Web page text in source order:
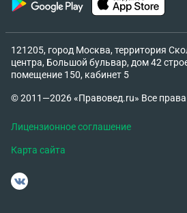
121205, город Москва, территория
центра, Большой бульвар, дом 42
помещение 150, кабинет 5
© 2011—2026 «Правовед.ru» Все
Лицензионное соглашение
Карта сайта